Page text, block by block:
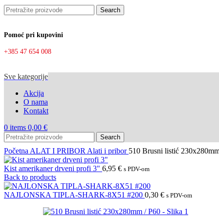
Search
Pomoć pri kupovini
+385 47 654 008
Sve kategorije
Akcija
O nama
Kontakt
0 items 0,00 €
Search
Početna ALAT I PRIBOR Alati i pribor 510 Brusni listić
Kist amerikaner drveni profi 3" 6,95 € s PDV-om
Back to products
NAJLONSKA TIPLA-SHARK-8X51 #200 0,30 € s PDV-om